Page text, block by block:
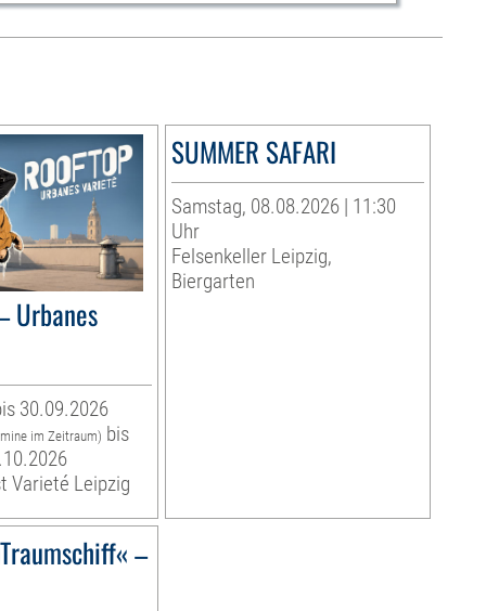
Urbanes
30.09.2026
im Zeitraum) bis
Varieté Leipzig
SUMMER SAFARI
Samstag, 08.08.2026 | 11:30
Uhr
Felsenkeller Leipzig,
Biergarten
–